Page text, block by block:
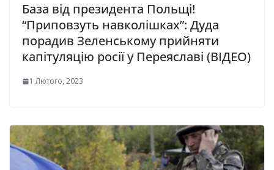
База від президента Польщі!
“Приповзуть навколішках”: Дуда
порадив Зеленському прийняти
капітуляцію росії у Переяславі (ВІДЕО)
1 Лютого, 2023